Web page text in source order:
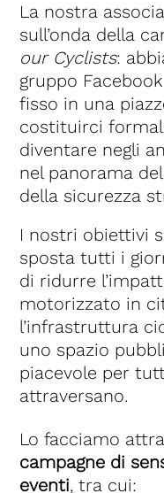
La nostra
sull’onda della
our Cyclists:
gruppo
fisso in una
costituirci
diventare negli
nel panorama
della sicurezza
I nostri obiettivi
sposta tutti i
di ridurre
motorizzato in
l’infrastruttura
uno spazio
piacevole per
attraversano.
Lo facciamo
campagne di
eventi, tra cui: